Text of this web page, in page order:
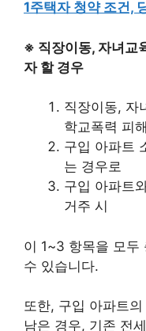
1주택자 청약 조건,
※ 직장이동, 자녀교
자 할 경우
직장이동, 자
학교폭력 피
구입 아파트
는 경우로
구입 아파트
거주 시
이 1~3 항목을 모두
수 있습니다.
또한, 구입 아파트
남은 경우, 기존 전